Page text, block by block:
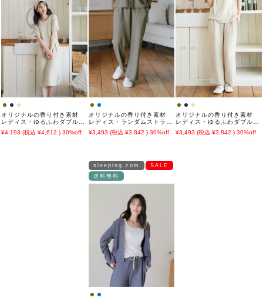
オリジナルの香り付き素材
レディス・ゆるふわダブルパ
イルカットソー半袖ワンピー
ス
4,193 4,612 30%off
オリジナルの香り付き素材
レディス・ランダムストライ
プジャガードカットソーロン
グパンツ
3,493 3,842 30%off
オリジナルの香り付き素材
レディス・ゆるふわダブルパ
イルカットソーロングパンツ
3,493 3,842 30%off
sleeping.com
SALE
送料無料